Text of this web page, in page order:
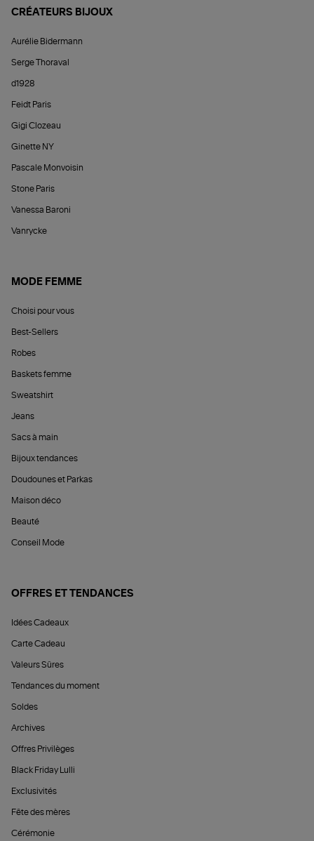
CRÉATEURS BIJOUX
Aurélie Bidermann
Serge Thoraval
d1928
Feidt Paris
Gigi Clozeau
Ginette NY
Pascale Monvoisin
Stone Paris
Vanessa Baroni
Vanrycke
MODE FEMME
Choisi pour vous
Best-Sellers
Robes
Baskets femme
Sweatshirt
Jeans
Sacs à main
Bijoux tendances
Doudounes et Parkas
Maison déco
Beauté
Conseil Mode
OFFRES ET TENDANCES
Idées Cadeaux
Carte Cadeau
Valeurs Sûres
Tendances du moment
Soldes
Archives
Offres Privilèges
Black Friday Lulli
Exclusivités
Fête des mères
Cérémonie